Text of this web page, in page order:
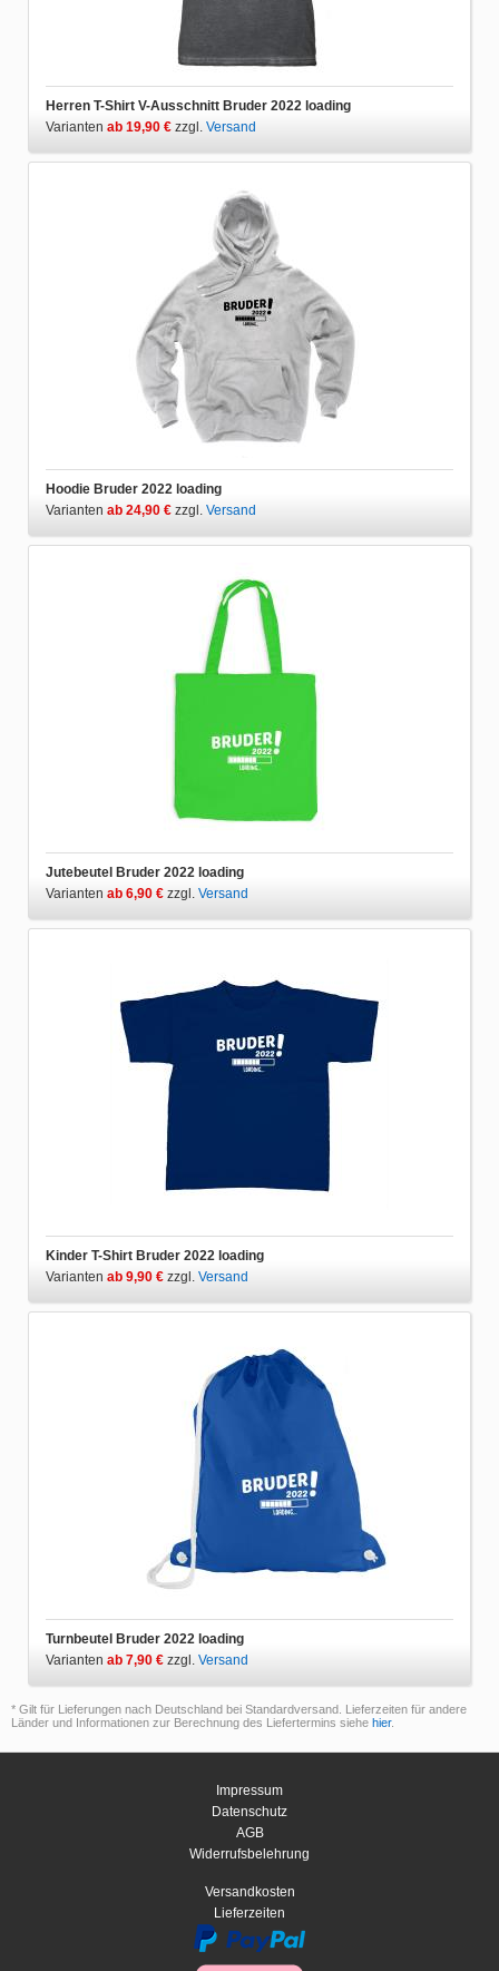
Herren T-Shirt V-Ausschnitt Bruder 2022 loading
Varianten ab 19,90 € zzgl. Versand
Hoodie Bruder 2022 loading
Varianten ab 24,90 € zzgl. Versand
Jutebeutel Bruder 2022 loading
Varianten ab 6,90 € zzgl. Versand
Kinder T-Shirt Bruder 2022 loading
Varianten ab 9,90 € zzgl. Versand
Turnbeutel Bruder 2022 loading
Varianten ab 7,90 € zzgl. Versand
* Gilt für Lieferungen nach Deutschland bei Standardversand. Lieferzeiten für andere
Länder und Informationen zur Berechnung des Liefertermins siehe hier.
Impressum
Datenschutz
AGB
Widerrufsbelehrung
Versandkosten
Lieferzeiten